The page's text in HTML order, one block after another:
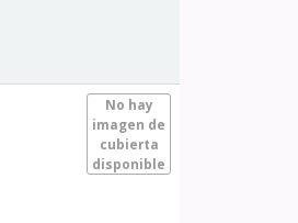
No hay
imagen de
cubierta
disponible